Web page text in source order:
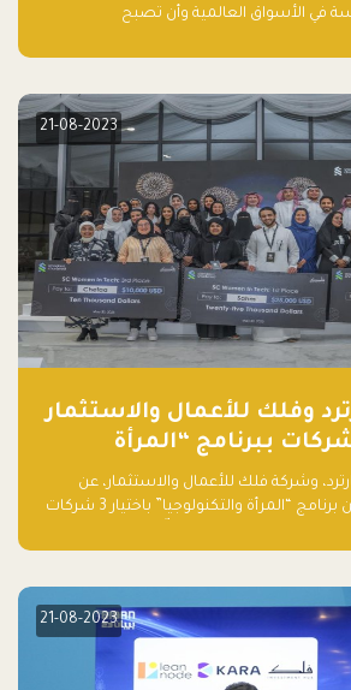
في الأسواق العالمية وأن تصبح
21-08-2023
وفلك للأعمال والاستثمار
فوز 3 شركات ببرنامج “المرأة
وشركة فلك للأعمال والاستثمار، عن
تخريج الدفعة الأولى من برنامج “المرأة والتكنولوجيا” باختيار 3 شركات
الأعمال، اللواتي خضعن لبرنامج حاضنة مدته 8 أسابيع، أفكاراً مبتكرة
21-08-2023